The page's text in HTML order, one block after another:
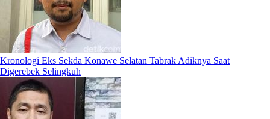
Kronologi Eks Sekda Konawe Selatan Tabrak Adiknya Saat
Digerebek Selingkuh